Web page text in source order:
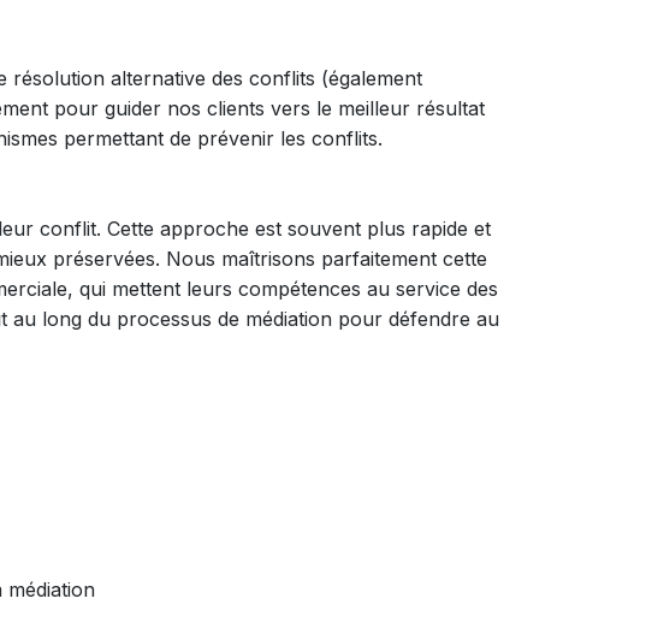
résolution alternative des conflits (également
pour guider nos clients vers le meilleur résultat
permettant de prévenir les conflits.
conflit. Cette approche est souvent plus rapide et
préservées. Nous maîtrisons parfaitement cette
qui mettent leurs compétences au service des
long du processus de médiation pour défendre au
médiation